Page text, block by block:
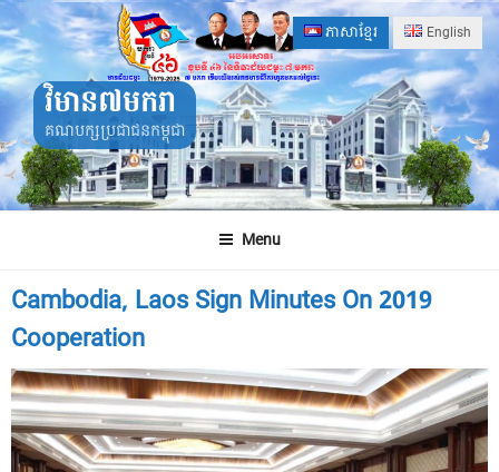
Skip
to
content
ភាសាខ្មែរ English
វិមាន៧មករា
គណបក្សប្រជាជនកម្ពុជា
Menu
Cambodia, Laos Sign Minutes On 2019
Cooperation